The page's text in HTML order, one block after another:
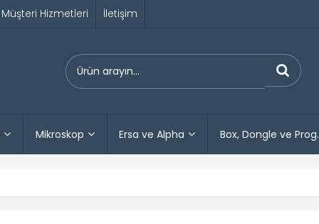
Müşteri Hizmetleri İletişim
Mikroskop Ersa ve Alpha Box, Dongle ve Prog.